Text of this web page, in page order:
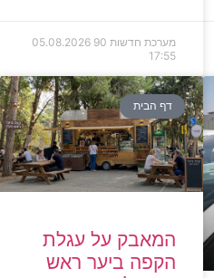
מערכת חדשות 90
05.08.2026
17:55
דף הבית
המאבק על עגלת
הקפה ביער ראש